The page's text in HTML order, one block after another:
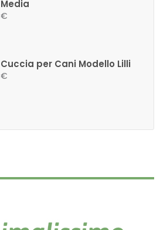
Media
€
Cuccia per Cani Modello Lilli
€